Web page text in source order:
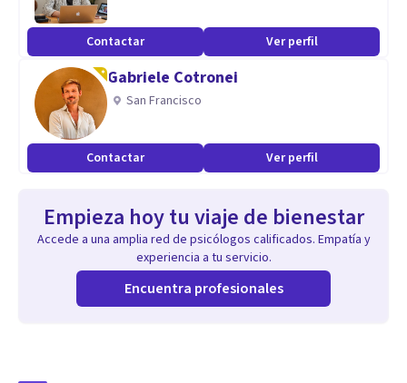
Contactar Ver perfil
Gabriele Cotronei
San Francisco
Contactar Ver perfil
Empieza hoy tu viaje de bienestar
Accede a una amplia red de psicólogos calificados. Empatía y
experiencia a tu servicio.
Encuentra profesionales